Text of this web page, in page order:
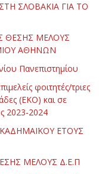
ΣΛΟΒΑΚΙΑ ΓΙΑ ΤΟ
ΘΕΣΗΣ ΜΕΛΟΥΣ
ΑΘΗΝΩΝ
Πανεπιστημίου
φοιτητές/τριες
(ΕΚΟ) και σε
2023-2024
ΕΤΟΥΣ
ΜΕΛΟΥΣ Δ.Ε.Π